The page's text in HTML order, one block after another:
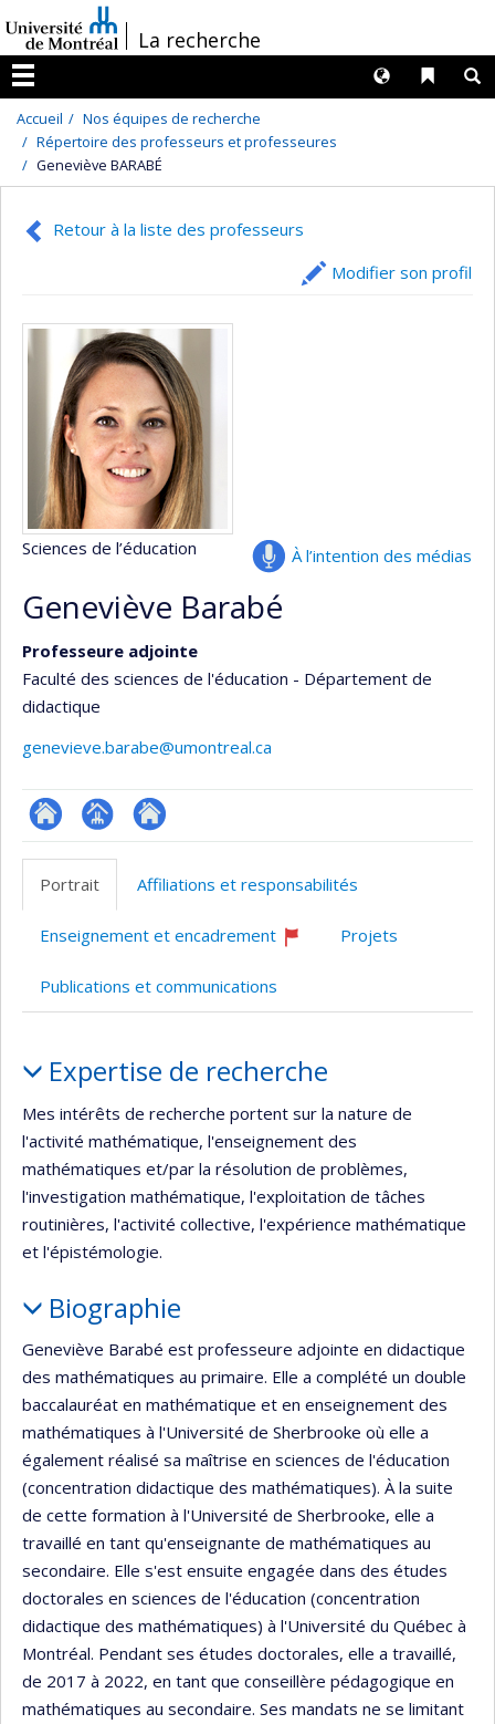
au
contenu
/La recherche
Menu
Liens
Langues
Accueil
Nos équipes de recherche
Répertoire des professeurs et professeures
Geneviève BARABÉ
Retour à la liste des professeurs
Modifier son profil
À l’intention des médias
Sciences de l’éducation
Geneviève Barabé
Professeure adjointe
Faculté des sciences de l'éducation - Département de
didactique
genevieve.barabe@umontreal.ca
ResearchGate
Page
professionnelle
(faculté,département,école)
Site
web
l’unité
recherche
Portrait Affiliations et responsabilités
Enseignement et encadrement
Projets
Publications et communications
Expertise de recherche
Mes intérêts de recherche portent sur la nature de
l'activité mathématique, l'enseignement des
mathématiques et/par la résolution de problèmes,
l'investigation mathématique, l'exploitation de tâches
routinières, l'activité collective, l'expérience mathématique
et l'épistémologie.
Biographie
Geneviève Barabé est professeure adjointe en didactique
des mathématiques au primaire. Elle a complété un double
baccalauréat en mathématique et en enseignement des
mathématiques à l'Université de Sherbrooke où elle a
également réalisé sa maîtrise en sciences de l'éducation
(concentration didactique des mathématiques). À la suite
de cette formation à l'Université de Sherbrooke, elle a
travaillé en tant qu'enseignante de mathématiques au
secondaire. Elle s'est ensuite engagée dans des études
doctorales en sciences de l'éducation (concentration
didactique des mathématiques) à l'Université du Québec à
Montréal. Pendant ses études doctorales, elle a travaillé,
de 2017 à 2022, en tant que conseillère pédagogique en
mathématiques au secondaire. Ses mandats ne se limitant